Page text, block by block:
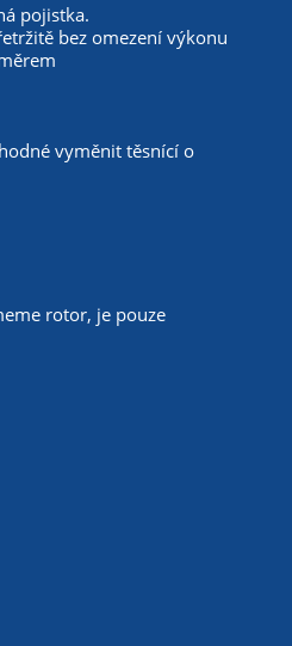
pojistka.
bez omezení výkonu
vyměnit těsnící o
rotor, je pouze